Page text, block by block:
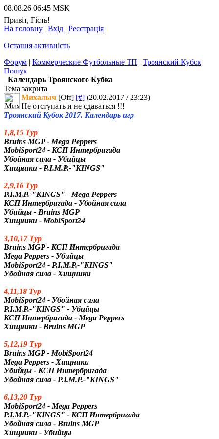
08.08.26 06:45 MSK
Привіт, Гість!
На головну | Вхід | Реєстрація
Остання активність
Форум | Коммерческие Футбольные ТП | Троянский Кубок
Пошук
Календарь Троянского Кубка
Тема закрита
Михалыч [Off] [#] (20.02.2017 / 23:23)
Не отступать и не сдаваться !!!
Троянский Кубок 2017. Календарь игр
1,8,15 Тур
Bruins MGP - Mega Peppers
MobiSport24 - КСП Интербригада
Убойная сила - Убийцы
Хищники - P.I.M.P.-"KINGS"
2,9,16 Тур
P.I.M.P.-"KINGS" - Mega Peppers
КСП Интербригада - Убойная сила
Убийцы - Bruins MGP
Хищники - MobiSport24
3,10,17 Тур
Bruins MGP - КСП Интербригада
Mega Peppers - Убийцы
MobiSport24 - P.I.M.P.-"KINGS"
Убойная сила - Хищники
4,11,18 Тур
MobiSport24 - Убойная сила
P.I.M.P.-"KINGS" - Убийцы
КСП Интербригада - Mega Peppers
Хищники - Bruins MGP
5,12,19 Тур
Bruins MGP - MobiSport24
Mega Peppers - Хищники
Убийцы - КСП Интербригада
Убойная сила - P.I.M.P.-"KINGS"
6,13,20 Тур
MobiSport24 - Mega Peppers
P.I.M.P.-"KINGS" - КСП Интербригада
Убойная сила - Bruins MGP
Хищники - Убийцы